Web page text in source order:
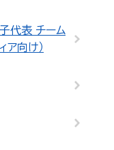
代表 チーム
ア向け）